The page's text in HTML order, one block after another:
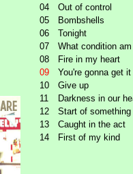
04
Out of control
05
Bombshells
06
Tonight
07
What condition
08
Fire in my heart
09
You're gonna get it
10
Give up
11
Darkness in our
12
Start of something
13
Caught in the act
14
First of my kind